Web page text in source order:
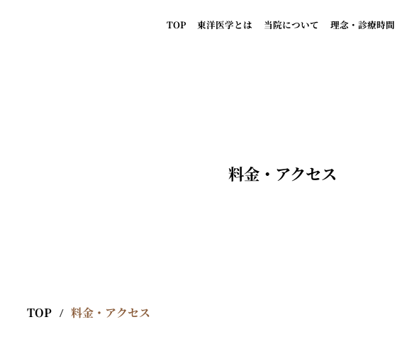
TOP 東洋医学とは 当院について 理念・診療時間
料金・アクセス
TOP / 料金・アクセス